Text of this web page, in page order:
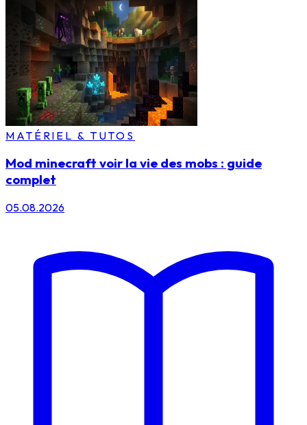
MATÉRIEL & TUTOS
Mod minecraft voir la vie des mobs : guide
complet
05.08.2026